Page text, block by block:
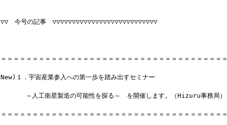
▽▽　今号の記事　▽▽▽▽▽▽▽▽▽▽▽▽▽▽▽▽▽▽▽▽▽▽▽▽▽▽▽
＝＝＝＝＝＝＝＝＝＝＝＝＝＝＝＝＝＝＝＝＝＝＝＝＝＝＝＝＝＝＝＝＝＝＝＝
New)１．宇宙産業参入への第一歩を踏み出すセミナー
～人工衛星製造の可能性を探る～　を開催します。（Hizuru事務局）
＝＝＝＝＝＝＝＝＝＝＝＝＝＝＝＝＝＝＝＝＝＝＝＝＝＝＝＝＝＝＝＝＝＝＝＝